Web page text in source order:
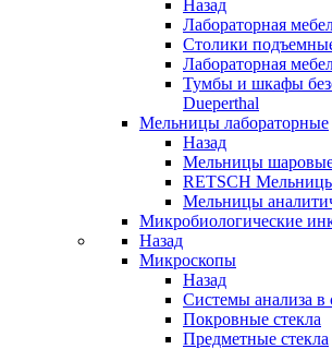
Назад
Лабораторная
Столики
Лабораторная
Тумбы и шкафы
Dueperthal
Мельницы лабораторные
Назад
Мельницы
RETSCH
Мельницы
Микробиологические
Назад
Микроскопы
Назад
Системы анализа в
Покровные стекла
Предметные стекла